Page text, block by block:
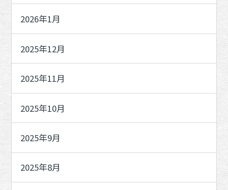
2026年1月
2025年12月
2025年11月
2025年10月
2025年9月
2025年8月